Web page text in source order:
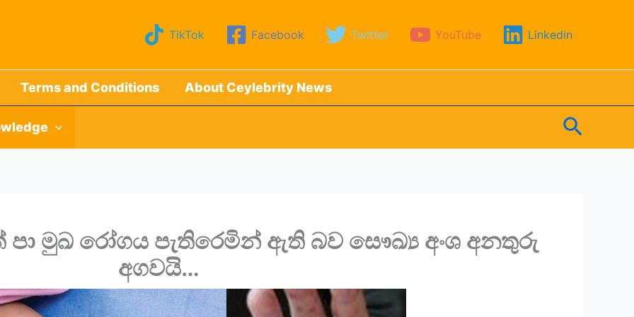
TikTok Facebook Twitter YouTube Linkedin
Terms and Conditions About Ceylebrity News
Search
පා මුඛ රෝගය පැතිරෙමින් ඇති බව සෞඛ්‍ය අංශ අනතුරු
අගවයි…